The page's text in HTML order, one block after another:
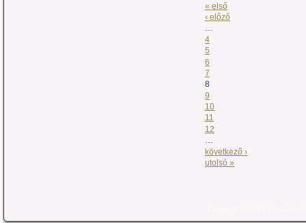
« első
‹ előző
…
4
5
6
7
8
9
10
11
12
…
következő ›
utolsó »